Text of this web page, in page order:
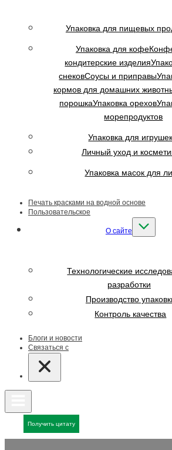
Упаковка для пищевых
Упаковка для кофе
кондитерские изделия
снековСоусы и приправы
кормов для домашних
порошкаУпаковка орехов
морепродуктов
Упаковка для игрушек
Личный уход и
Упаковка масок для
Печать красками на водной основе
Пользовательское
О сайте
Технологические
разработки
Производство
Контроль качества
Блоги и новости
Связаться с
Получить цитату